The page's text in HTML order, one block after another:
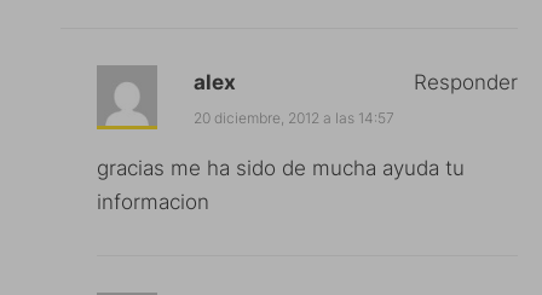
alex
20 diciembre, 2012 a las 14:57
gracias me ha sido de mucha ayuda tu
informacion
Responder